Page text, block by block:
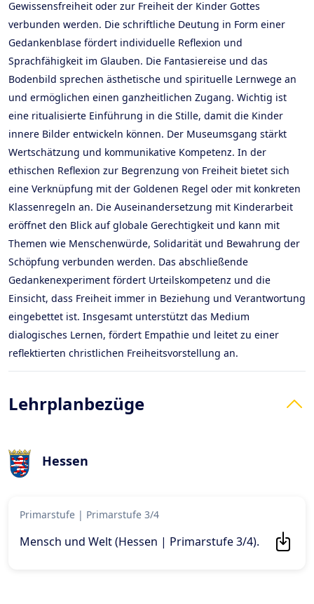
Gewissensfreiheit oder zur Freiheit der Kinder Gottes
verbunden werden. Die schriftliche Deutung in Form einer
Gedankenblase fördert individuelle Reflexion und
Sprachfähigkeit im Glauben. Die Fantasiereise und das
Bodenbild sprechen ästhetische und spirituelle Lernwege an
und ermöglichen einen ganzheitlichen Zugang. Wichtig ist
eine ritualisierte Einführung in die Stille, damit die Kinder
innere Bilder entwickeln können. Der Museumsgang stärkt
Wertschätzung und kommunikative Kompetenz. In der
ethischen Reflexion zur Begrenzung von Freiheit bietet sich
eine Verknüpfung mit der Goldenen Regel oder mit konkreten
Klassenregeln an. Die Auseinandersetzung mit Kinderarbeit
eröffnet den Blick auf globale Gerechtigkeit und kann mit
Themen wie Menschenwürde, Solidarität und Bewahrung der
Schöpfung verbunden werden. Das abschließende
Gedankenexperiment fördert Urteilskompetenz und die
Einsicht, dass Freiheit immer in Beziehung und Verantwortung
eingebettet ist. Insgesamt unterstützt das Medium
dialogisches Lernen, fördert Empathie und leitet zu einer
reflektierten christlichen Freiheitsvorstellung an.
Lehrplanbezüge
Hessen
Primarstufe | Primarstufe 3/4
Mensch und Welt (Hessen | Primarstufe 3/4).